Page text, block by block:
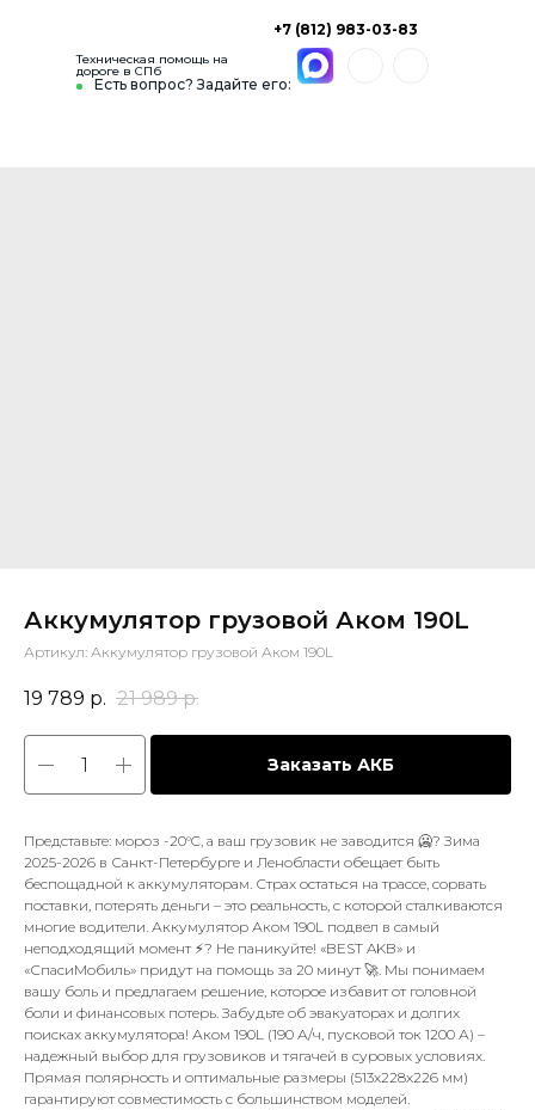
Есть вопрос? Задайте его:
+7 (812) 983-03-83
Техническая помощь на
дороге в СПб
Аккумулятор грузовой Аком 190L
Артикул: Аккумулятор грузовой Аком 190L
19 789 р. 21 989 р.
Заказать АКБ
Представьте: мороз -20°C, а ваш грузовик не заводится 🥶? Зима
2025-2026 в Санкт-Петербурге и Ленобласти обещает быть
беспощадной к аккумуляторам. Страх остаться на трассе, сорвать
поставки, потерять деньги – это реальность, с которой сталкиваются
многие водители. Аккумулятор Аком 190L подвел в самый
неподходящий момент ⚡? Не паникуйте! «BEST AKB» и
«СпасиМобиль» придут на помощь за 20 минут 🚀. Мы понимаем
вашу боль и предлагаем решение, которое избавит от головной
боли и финансовых потерь. Забудьте об эвакуаторах и долгих
поисках аккумулятора! Аком 190L (190 А/ч, пусковой ток 1200 А) –
надежный выбор для грузовиков и тягачей в суровых условиях.
Прямая полярность и оптимальные размеры (513x228x226 мм)
гарантируют совместимость с большинством моделей.